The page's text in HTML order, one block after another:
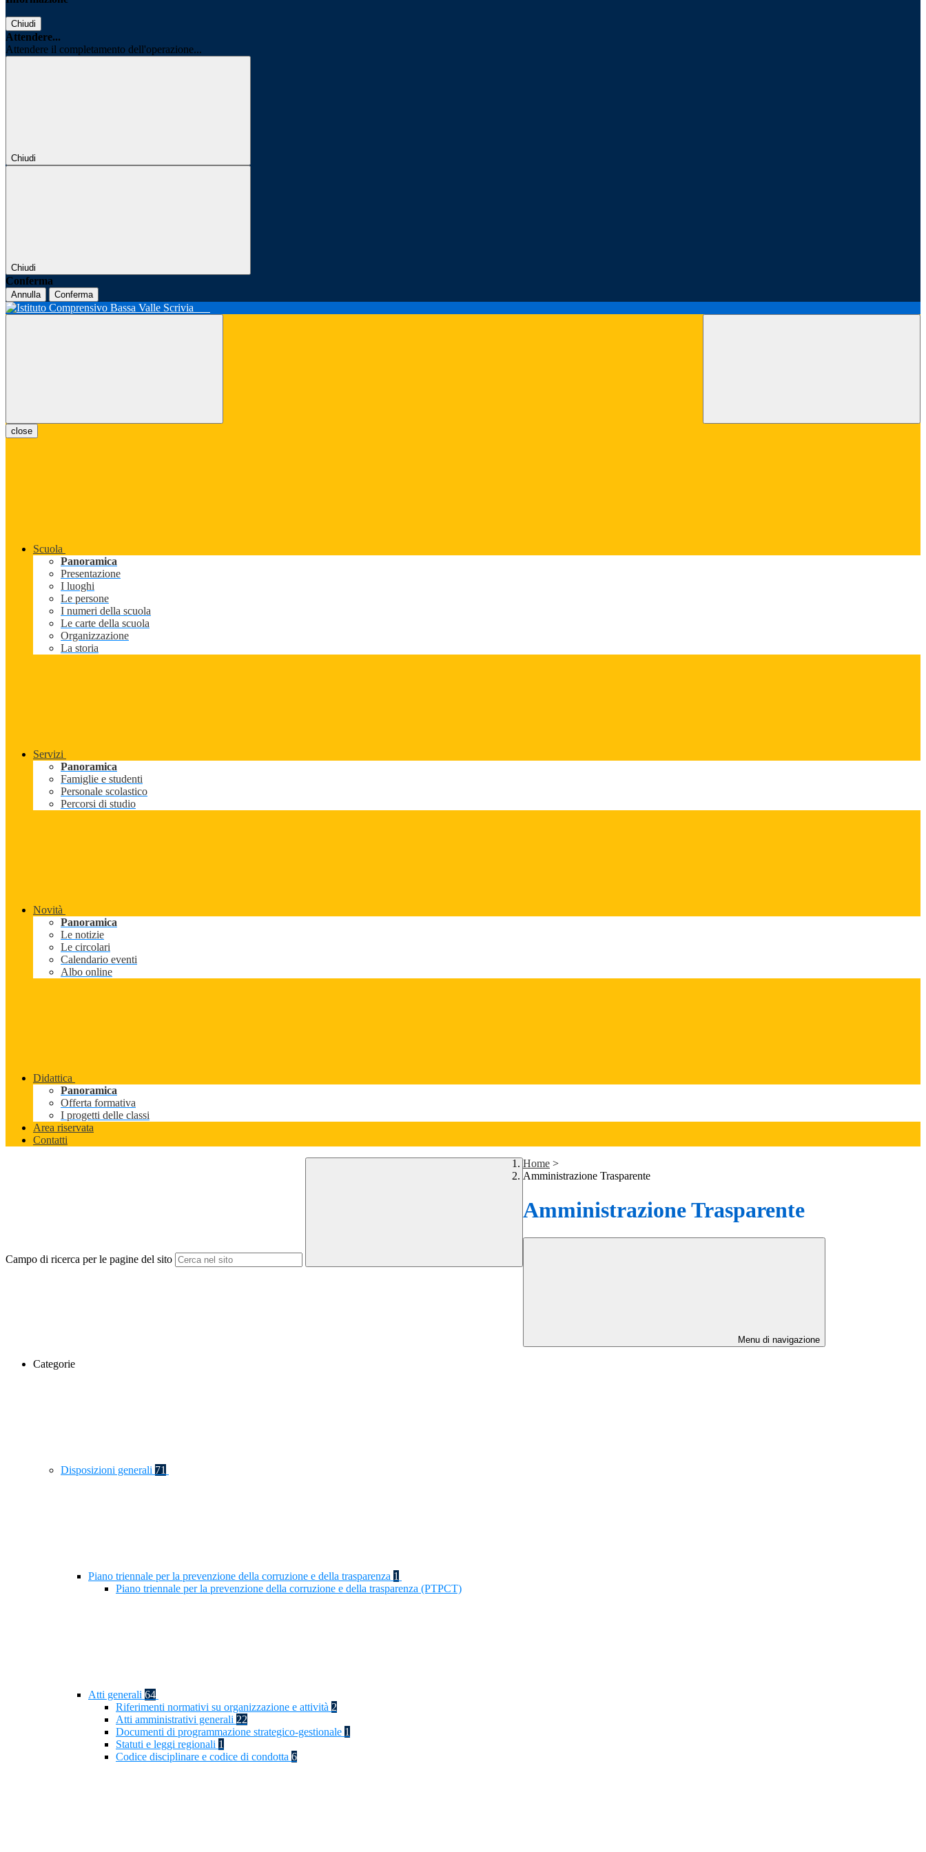
Chiudi
Attendere...
Attendere il completamento dell'operazione...
Chiudi
Chiudi
Conferma
Annulla Conferma
close
Scuola
Panoramica
Presentazione
I luoghi
Le persone
I numeri della scuola
Le carte della scuola
Organizzazione
La storia
Servizi
Panoramica
Famiglie e studenti
Personale scolastico
Percorsi di studio
Novità
Panoramica
Le notizie
Le circolari
Calendario eventi
Albo online
Didattica
Panoramica
Offerta formativa
I progetti delle classi
Area riservata
Contatti
Campo di ricerca per le pagine del sito
Home >
Amministrazione Trasparente
Amministrazione Trasparente
Menu di navigazione
Categorie
Disposizioni generali 71
Piano triennale per la prevenzione della corruzione e della trasparenza 1
Piano triennale per la prevenzione della corruzione e della trasparenza (PTPCT)
Atti generali 64
Riferimenti normativi su organizzazione e attività 2
Atti amministrativi generali 22
Documenti di programmazione strategico-gestionale 1
Statuti e leggi regionali 1
Codice disciplinare e codice di condotta 6